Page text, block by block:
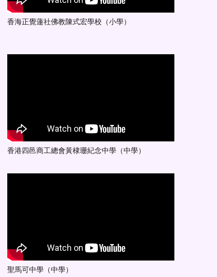
香海正覺蓮社佛教陳式宏學校（小學）
香港四邑商工總會黃棣珊紀念中學（中學）
聖馬可中學（中學）